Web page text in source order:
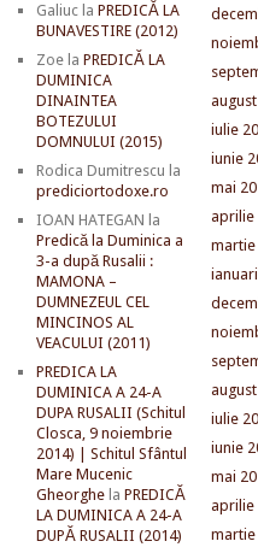
Galiucla PREDICĂ LA
BUNAVESTIRE (2012)
Zoela PREDICĂ LA
DUMINICA
DINAINTEA
BOTEZULUI
DOMNULUI (2015)
Rodica Dumitrescu la
prediciortodoxe.ro
IOAN HATEGAN la
Predică la Duminica a
3-a după Rusalii :
MAMONA –
DUMNEZEUL CEL
MINCINOS AL
VEACULUI (2011)
PREDICA LA
DUMINICA A 24-A
DUPA RUSALII (Schitul
Closca, 9 noiembrie
2014) | Schitul Sfântul
Mare Mucenic
Gheorghela PREDICĂ
LA DUMINICA A 24-A
DUPĂ RUSALII (2014)
iulie
iunie
mai
aprilie
martie
iulie
iunie
mai
aprilie
martie